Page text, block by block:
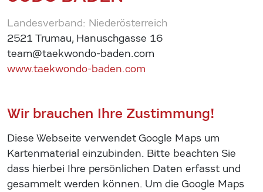
Landesverband: Niederösterreich
2521 Trumau, Hanuschgasse 16
team@taekwondo-baden.com
www.taekwondo-baden.com
Wir brauchen Ihre Zustimmung!
Diese Webseite verwendet Google Maps um
Kartenmaterial einzubinden. Bitte beachten Sie
dass hierbei Ihre persönlichen Daten erfasst und
gesammelt werden können. Um die Google Maps